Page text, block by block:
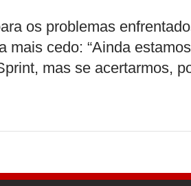
os problemas
cedo: “Ainda
mas se acertarmos,